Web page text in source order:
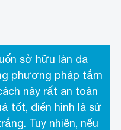
sở hữu làn da
phương pháp tắm
này rất an toàn
tốt, điển hình là sử
Tuy nhiên, nếu